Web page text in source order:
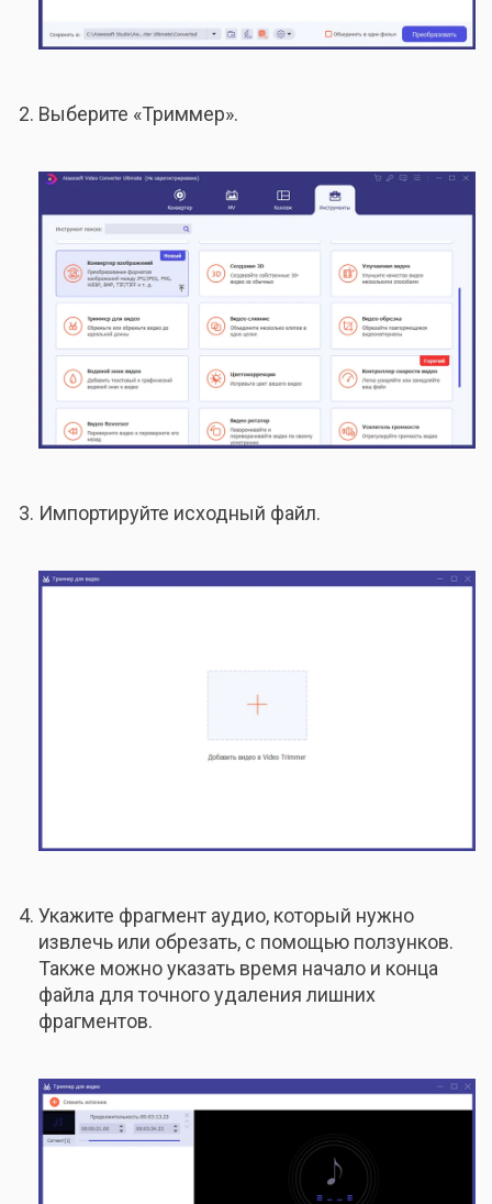
Выберите «Триммер».
Импортируйте исходный файл.
Укажите фрагмент аудио, который нужно
извлечь или обрезать, с помощью ползунков.
Также можно указать время начало и конца
файла для точного удаления лишних
фрагментов.